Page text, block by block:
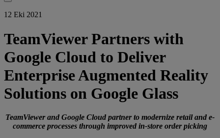
12 Eki 2021
TeamViewer Partners with
Google Cloud to Deliver
Enterprise Augmented Reality
Solutions on Google Glass
TeamViewer and Google Cloud partner to modernize retail and e-
commerce processes through improved in-store order picking